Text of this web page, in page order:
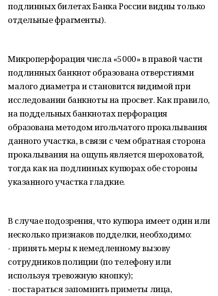
подлинных билетах Банка России видны только
отдельные фрагменты).
Микроперфорация числа «5000» в правой части
подлинных банкнот образована отверстиями
малого диаметра и становится видимой при
исследовании банкноты на просвет. Как правило,
на поддельных банкнотах перфорация
образована методом игольчатого прокалывания
данного участка, в связи с чем обратная сторона
прокалывания на ощупь является шероховатой,
тогда как на подлинных купюрах обе стороны
указанного участка гладкие.
В случае подозрения, что купюра имеет один или
несколько признаков подделки, необходимо:
- принять меры к немедленному вызову
сотрудников полиции (по телефону или
используя тревожную кнопку);
- постараться запомнить приметы лица,